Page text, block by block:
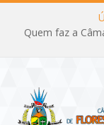
Quem faz a